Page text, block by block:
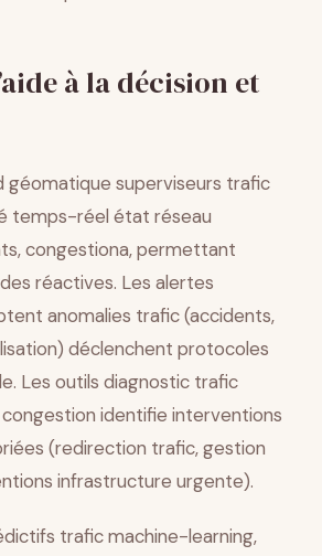
à la décision et
géomatique superviseurs trafic
temps-réel état réseau
congestiona, permettant
réactives. Les alertes
anomalies trafic (accidents,
déclenchent protocoles
Les outils diagnostic trafic
identifie interventions
(redirection trafic, gestion
infrastructure urgente).
trafic machine-learning,